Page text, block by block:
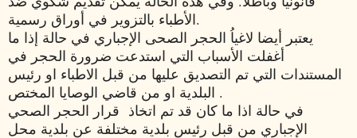
الأطباء بالتزوير في أوراق رسمية.
يعتبر أيضا لاغياُ الحجر الصحى الإجباري في حالة إذا ما
أغفلت الأسباب التي استدعت ضرورة الحجر في
المستندات التي تم التصديق عليها من قبل الاطباء او رئيس
البلدية او من قاضي الوصايا المختص .
في حالة اذا ما كان قد تم اتخاذ قرار الحجر الصحي
الإجباري من قبل رئيس بلدية مختلفة عن بلدية محل